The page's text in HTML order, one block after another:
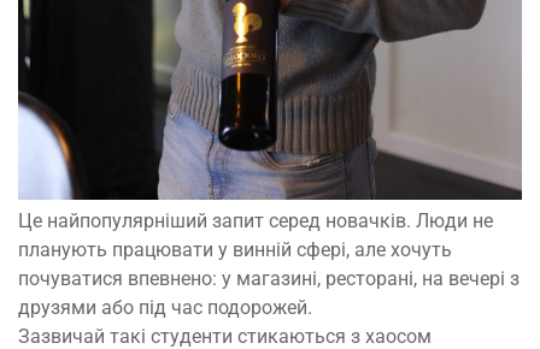
Це найпопулярніший запит серед новачків. Люди не
планують працювати у винній сфері, але хочуть
почуватися впевнено: у магазині, ресторані, на вечері з
друзями або під час подорожей.
Зазвичай такі студенти стикаються з хаосом